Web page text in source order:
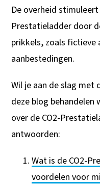
De overheid
Prestatieladder door
prikkels, zoals fictieve
aanbestedingen.
Wil je aan de slag met
deze blog behandelen
over de CO2-
antwoorden:
Wat is de CO2-
voordelen voor